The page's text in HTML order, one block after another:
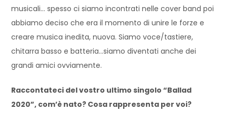
musicali… spesso ci siamo incontrati nelle cover band poi
abbiamo deciso che era il momento di unire le forze e
creare musica inedita, nuova. Siamo voce/tastiere,
chitarra basso e batteria…siamo diventati anche dei
grandi amici ovviamente.
Raccontateci del vostro ultimo singolo “Ballad
2020”, com’è nato? Cosa rappresenta per voi?